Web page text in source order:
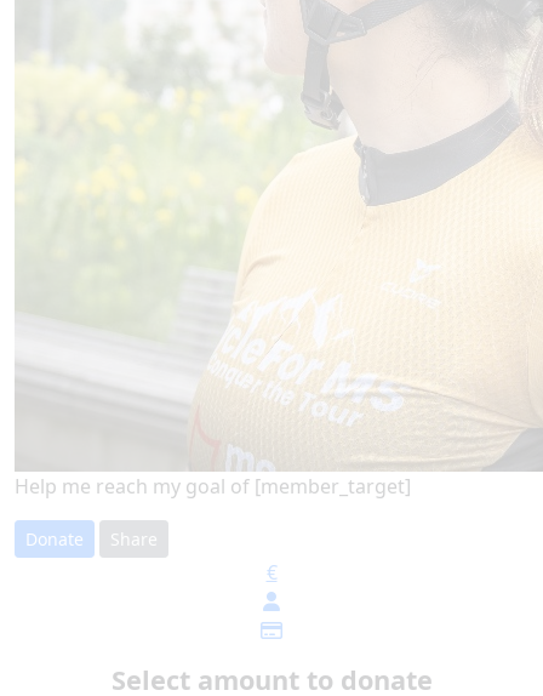
Help me reach my goal of [member_target]
Donate Share
€
Select amount to donate